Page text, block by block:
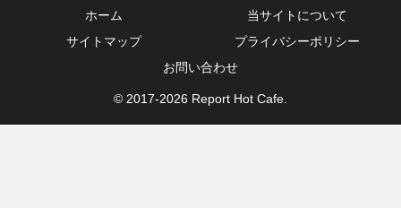
ホーム
当サイトについて
サイトマップ
プライバシーポリシー
お問い合わせ
© 2017-2026 Report Hot Cafe.